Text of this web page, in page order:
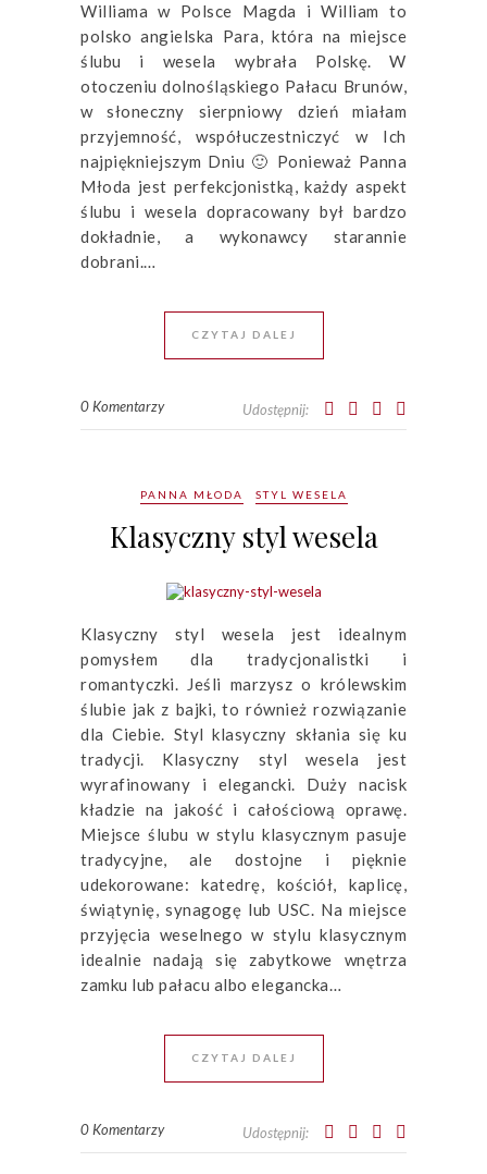
Williama w Polsce Magda i William to
polsko angielska Para, która na miejsce
ślubu i wesela wybrała Polskę. W
otoczeniu dolnośląskiego Pałacu Brunów,
w słoneczny sierpniowy dzień miałam
przyjemność, współuczestniczyć w Ich
najpiękniejszym Dniu 🙂 Ponieważ Panna
Młoda jest perfekcjonistką, każdy aspekt
ślubu i wesela dopracowany był bardzo
dokładnie, a wykonawcy starannie
dobrani.…
CZYTAJ DALEJ
0 Komentarzy Udostępnij:
PANNA MŁODA STYL WESELA
Klasyczny styl wesela
Klasyczny styl wesela jest idealnym
pomysłem dla tradycjonalistki i
romantyczki. Jeśli marzysz o królewskim
ślubie jak z bajki, to również rozwiązanie
dla Ciebie. Styl klasyczny skłania się ku
tradycji. Klasyczny styl wesela jest
wyrafinowany i elegancki. Duży nacisk
kładzie na jakość i całościową oprawę.
Miejsce ślubu w stylu klasycznym pasuje
tradycyjne, ale dostojne i pięknie
udekorowane: katedrę, kościół, kaplicę,
świątynię, synagogę lub USC. Na miejsce
przyjęcia weselnego w stylu klasycznym
idealnie nadają się zabytkowe wnętrza
zamku lub pałacu albo elegancka…
CZYTAJ DALEJ
0 Komentarzy Udostępnij: